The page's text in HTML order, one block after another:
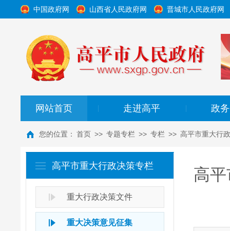
中国政府网 山西省人民政府网 晋城市人民政府网
网站首页 走进高平 政
您的位置： 首页 >> 专题专栏 >> 专栏 >> 高平市重大行
高平市重大行政决策专栏
重大行政决策文件
重大决策意见征集
高